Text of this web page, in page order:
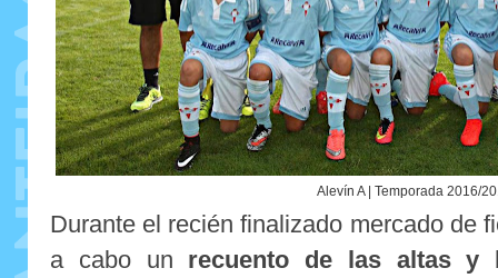
Alevín A | Temporada 2016/
Durante el recién finalizado mercado de
a cabo un recuento de las altas y